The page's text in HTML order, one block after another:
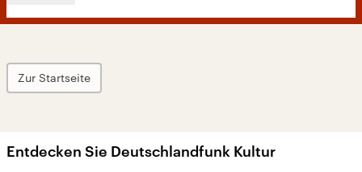
Zur Startseite
Entdecken Sie Deutschlandfunk Kultur